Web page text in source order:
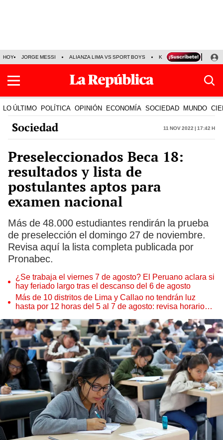
HOY JORGE MESSI ALIANZA LIMA VS SPORT BOYS KENJI FUJIMORI
LO ÚLTIMO POLÍTICA OPINIÓN ECONOMÍA SOCIEDAD MUNDO
Sociedad 11 Nov 2022 | 17:42 h
Preseleccionados Beca 18:
resultados y lista de
postulantes aptos para
examen nacional
Más de 48.000 estudiantes rendirán la prueba
de preselección el domingo 27 de noviembre.
Revisa aquí la lista completa publicada por
Pronabec.
¿Se trabaja el viernes 7 de agosto? El Peruano aclara si
hay feriado largo tras el descanso del 6 de agosto
Más de 10 distritos de Lima y Callao no tendrán luz
hasta por 12 horas del 5 al 7 de agosto: revisa horarios y